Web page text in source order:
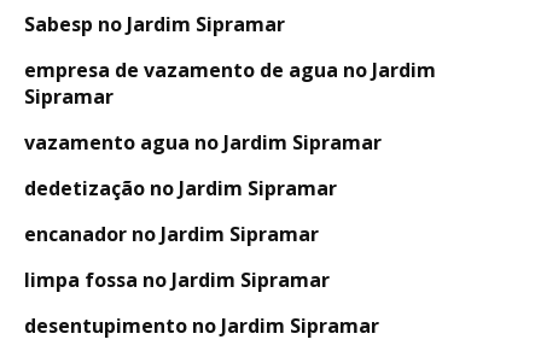
Sabesp no Jardim Sipramar
empresa de vazamento de agua no Jardim
Sipramar
vazamento agua no Jardim Sipramar
dedetização no Jardim Sipramar
encanador no Jardim Sipramar
limpa fossa no Jardim Sipramar
desentupimento no Jardim Sipramar